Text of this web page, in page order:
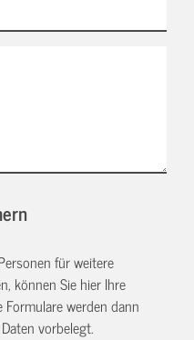
für weitere
können Sie hier Ihre
Formulare werden dann
vorbelegt.